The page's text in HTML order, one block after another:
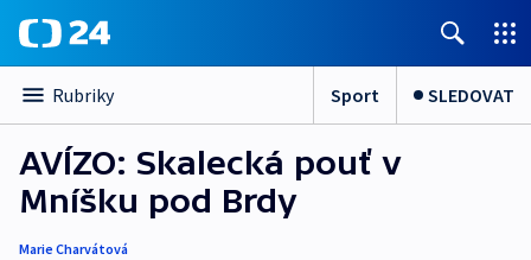
Rubriky Sport SLEDOVAT
AVÍZO: Skalecká pouť v
Mníšku pod Brdy
Marie Charvátová